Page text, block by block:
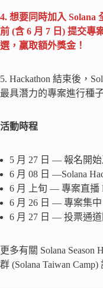
4. 想要同時加入 Solana
前 (含 6 月 7 日) 提交專
選，贏取額外獎金！
5. Hackathon 結束後，
最具潛力的專案進行種
活動時程
5 月 27 日 — 報名開
6 月 08 日 —Solana
6 月 上旬 — 專案直播
6 月 26 日 — 專案集中
6 月 27 日 — 投票通
更多有關 Solana Season
群 (Solana Taiwan Camp)